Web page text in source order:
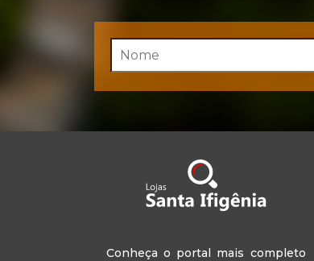
Conheça o portal mais completo